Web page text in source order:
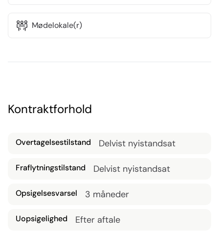
Mødelokale(r)
Kontraktforhold
Overtagelsestilstand Delvist nyistandsat
Fraflytningstilstand Delvist nyistandsat
Opsigelsesvarsel 3 måneder
Uopsigelighed Efter aftale